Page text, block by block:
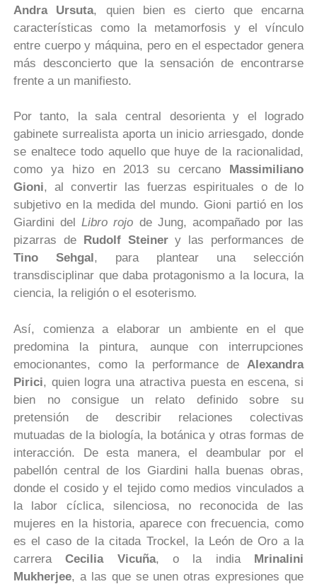
Andra Ursuta, quien bien es cierto que encarna
características como la metamorfosis y el vínculo
entre cuerpo y máquina, pero en el espectador genera
más desconcierto que la sensación de encontrarse
frente a un manifiesto.
Por tanto, la sala central desorienta y el logrado
gabinete surrealista aporta un inicio arriesgado, donde
se enaltece todo aquello que huye de la racionalidad,
como ya hizo en 2013 su cercano Massimiliano
Gioni, al convertir las fuerzas espirituales o de lo
subjetivo en la medida del mundo. Gioni partió en los
Giardini delLibro rojo de Jung, acompañado por las
pizarras de Rudolf Steinery las performances de
Tino Sehgal, para plantear una selección
transdisciplinar que daba protagonismo a la locura, la
ciencia, la religión o el esoterismo.
Así, comienza a elaborar un ambiente en el que
predomina la pintura, aunque con interrupciones
emocionantes, como la performance de Alexandra
Pirici, quien logra una atractiva puesta en escena, si
bien no consigue un relato definido sobre su
pretensión de describir relaciones colectivas
mutuadas de la biología, la botánica y otras formas de
interacción. De esta manera, el deambular por el
pabellón central de los Giardini halla buenas obras,
donde el cosido y el tejido como medios vinculados a
la labor cíclica, silenciosa, no reconocida de las
mujeres en la historia, aparece con frecuencia, como
es el caso de la citada Trockel, la León de Oro a la
carreraCecilia Vicuña, o la india Mrinalini
Mukherjee, a las que se unen otras expresiones que